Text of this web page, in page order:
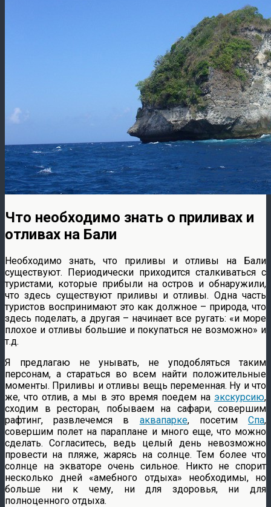
Что необходимо знать о приливах и
отливах на Бали
Необходимо знать, что приливы и отливы на Бали
существуют. Периодически приходится сталкиваться с
туристами, которые прибыли на остров и обнаружили,
что здесь существуют приливы и отливы. Одна часть
туристов воспринимают это как должное – природа, что
здесь поделать, а другая – начинает все ругать: «и море
плохое и отливы большие и покупаться не возможно» и
т.д.
Я предлагаю не унывать, не уподобляться таким
персонам, а стараться во всем найти положительные
моменты. Приливы и отливы вещь переменная. Ну и что
же, что отлив, а мы в это время поедем на экскурсию,
сходим в ресторан, побываем на сафари, совершим
рафтинг, развлечемся в аквапарке, посетимСпа,
совершим полет на параплане и много еще, что можно
сделать. Согласитесь, ведь целый день невозможно
провести на пляже, жарясь на солнце. Тем более что
солнце на экваторе очень сильное. Никто не спорит
несколько дней «амебного отдыха» необходимы, но
больше ни к чему, ни для здоровья, ни для
полноценного отдыха.